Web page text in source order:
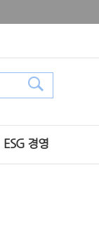
ESG 경영